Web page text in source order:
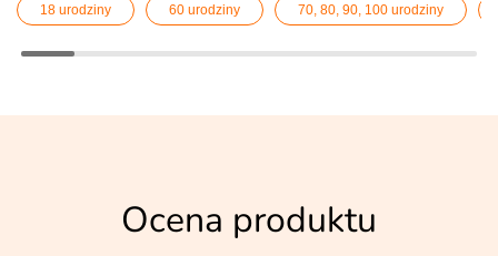
18 urodziny 60 urodziny 70, 80, 90, 100 urodziny
Ocena produktu